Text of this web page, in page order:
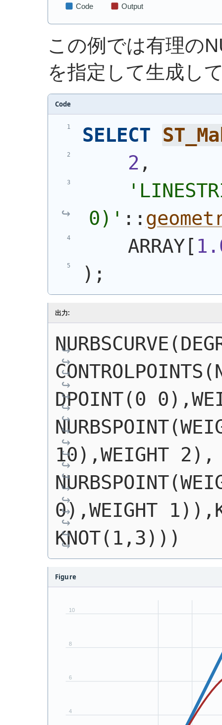
この例では有理の
を指定して生成し
Code
SELECT
2 ,
'
0) ' ::
    ARRAY[
) ;
出力:
DPOINT(0
10),WEIGHT 2),
0),WEIGHT
KNOT(1,3)))
Figure